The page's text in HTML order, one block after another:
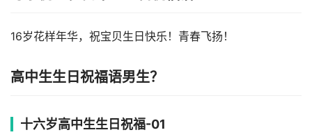
16岁花样年华，祝宝贝生日快乐！青春飞扬！
高中生生日祝福语男生？
十六岁高中生生日祝福-01